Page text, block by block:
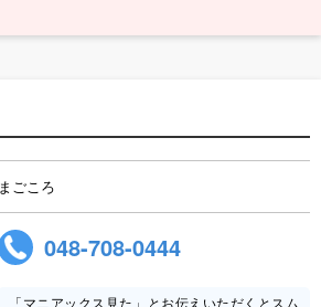
まごころ
048-708-0444
「マニアックス見た」とお伝えいただくとスム